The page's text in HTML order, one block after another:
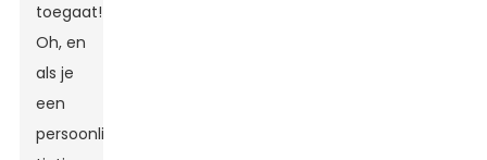
toegaat!
Oh, en
als je
een
persoonlijk